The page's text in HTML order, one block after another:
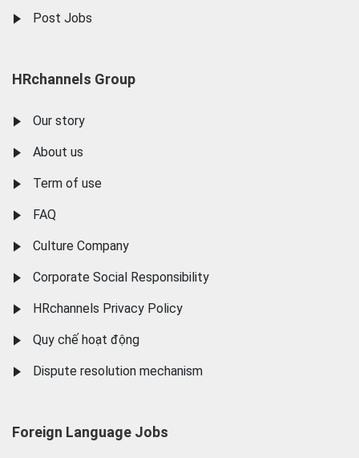
Post Jobs
HRchannels Group
Our story
About us
Term of use
FAQ
Culture Company
Corporate Social Responsibility
HRchannels Privacy Policy
Quy chế hoạt động
Dispute resolution mechanism
Foreign Language Jobs